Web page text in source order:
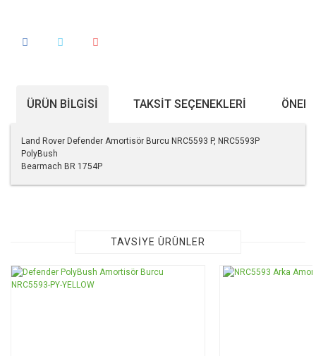
ÜRÜN BILGISI TAKSIT SEÇENEKLERI
Land Rover Defender Amortisör Burcu NRC5593 P, NRC5593P
PolyBush
Bearmach BR 1754P
Görüş ve önerileriniz için teşekkür ederiz.
Ürün resmi kalitesiz, bozuk veya görüntülenemiyor.
TAVSİYE ÜRÜNLER